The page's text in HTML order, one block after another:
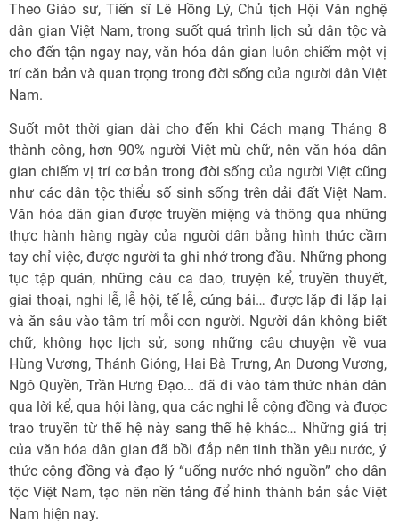
Theo Giáo sư, Tiến sĩ Lê Hồng Lý, Chủ tịch Hội Văn nghệ
dân gian Việt Nam, trong suốt quá trình lịch sử dân tộc và
cho đến tận ngay nay, văn hóa dân gian luôn chiếm một vị
trí căn bản và quan trọng trong đời sống của người dân Việt
Nam.
Suốt một thời gian dài cho đến khi Cách mạng Tháng 8
thành công, hơn 90% người Việt mù chữ, nên văn hóa dân
gian chiếm vị trí cơ bản trong đời sống của người Việt cũng
như các dân tộc thiểu số sinh sống trên dải đất Việt Nam.
Văn hóa dân gian được truyền miệng và thông qua những
thực hành hàng ngày của người dân bằng hình thức cầm
tay chỉ việc, được người ta ghi nhớ trong đầu. Những phong
tục tập quán, những câu ca dao, truyện kể, truyền thuyết,
giai thoại, nghi lễ, lễ hội, tế lễ, cúng bái… được lặp đi lặp lại
và ăn sâu vào tâm trí mỗi con người. Người dân không biết
chữ, không học lịch sử, song những câu chuyện về vua
Hùng Vương, Thánh Gióng, Hai Bà Trưng, An Dương Vương,
Ngô Quyền, Trần Hưng Đạo... đã đi vào tâm thức nhân dân
qua lời kể, qua hội làng, qua các nghi lễ cộng đồng và được
trao truyền từ thế hệ này sang thế hệ khác… Những giá trị
của văn hóa dân gian đã bồi đắp nên tinh thần yêu nước, ý
thức cộng đồng và đạo lý “uống nước nhớ nguồn” cho dân
tộc Việt Nam, tạo nên nền tảng để hình thành bản sắc Việt
Nam hiện nay.